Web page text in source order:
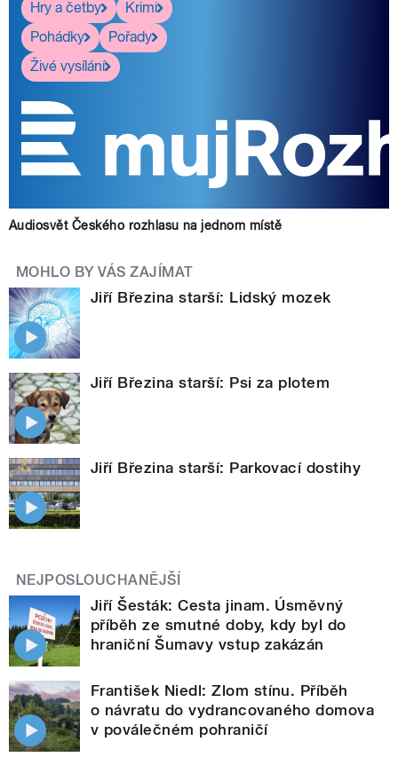
Hry a četby
Krimi
Pohádky
Pořady
Živé vysílání
Audiosvět Českého rozhlasu na jednom místě
MOHLO BY VÁS ZAJÍMAT
Jiří Březina starší: Lidský mozek
Jiří Březina starší: Psi za plotem
Jiří Březina starší: Parkovací dostihy
NEJPOSLOUCHANĚJŠÍ
Jiří Šesták: Cesta jinam. Úsměvný
příběh ze smutné doby, kdy byl do
hraniční Šumavy vstup zakázán
František Niedl: Zlom stínu. Příběh
o návratu do vydrancovaného domova
v poválečném pohraničí